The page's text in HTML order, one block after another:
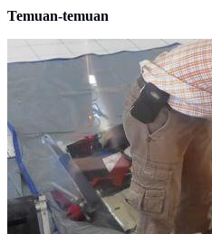
Temuan-temuan